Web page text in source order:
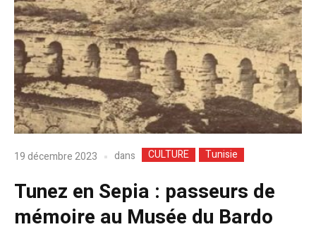
19 décembre 2023 dans CULTURE Tunisie
Tunez en Sepia : passeurs de
mémoire au Musée du Bardo